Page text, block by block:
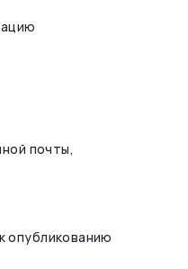
почты,
опубликованию